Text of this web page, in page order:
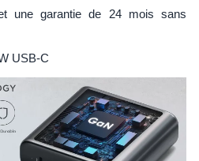
une garantie de 24 mois sans
USB-C